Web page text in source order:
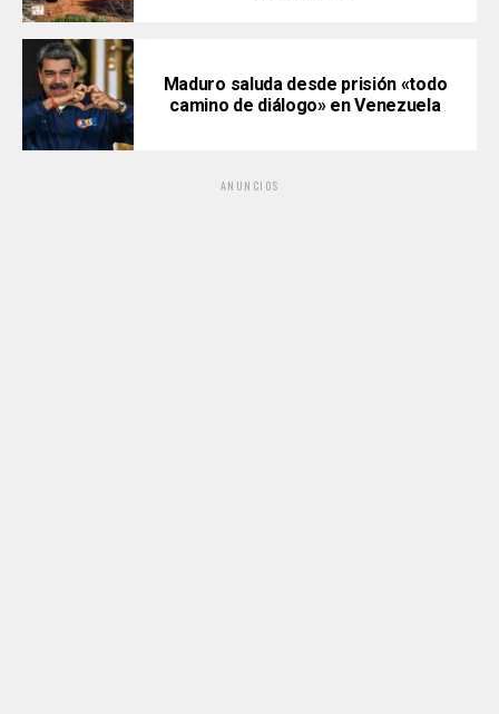
Maduro saluda desde prisión «todo
camino de diálogo» en Venezuela
ANUNCIOS